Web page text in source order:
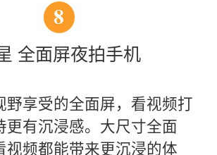
8
全面屏夜拍手机
野享受的全面屏，看视频打
更有沉浸感。大尺寸全面
视频都能带来更沉浸的体